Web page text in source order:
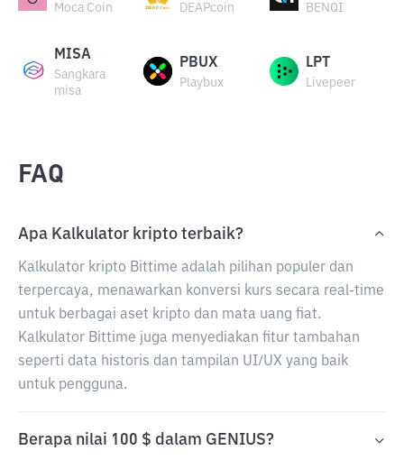
Moca Coin DEAPcoin BENQI
MISA
Sangkara
misa
PBUX
Playbux
LPT
Livepeer
FAQ
Apa Kalkulator kripto terbaik?
Kalkulator kripto Bittime adalah pilihan populer dan
terpercaya, menawarkan konversi kurs secara real-time
untuk berbagai aset kripto dan mata uang fiat.
Kalkulator Bittime juga menyediakan fitur tambahan
seperti data historis dan tampilan UI/UX yang baik
untuk pengguna.
Berapa nilai 100 $ dalam GENIUS?